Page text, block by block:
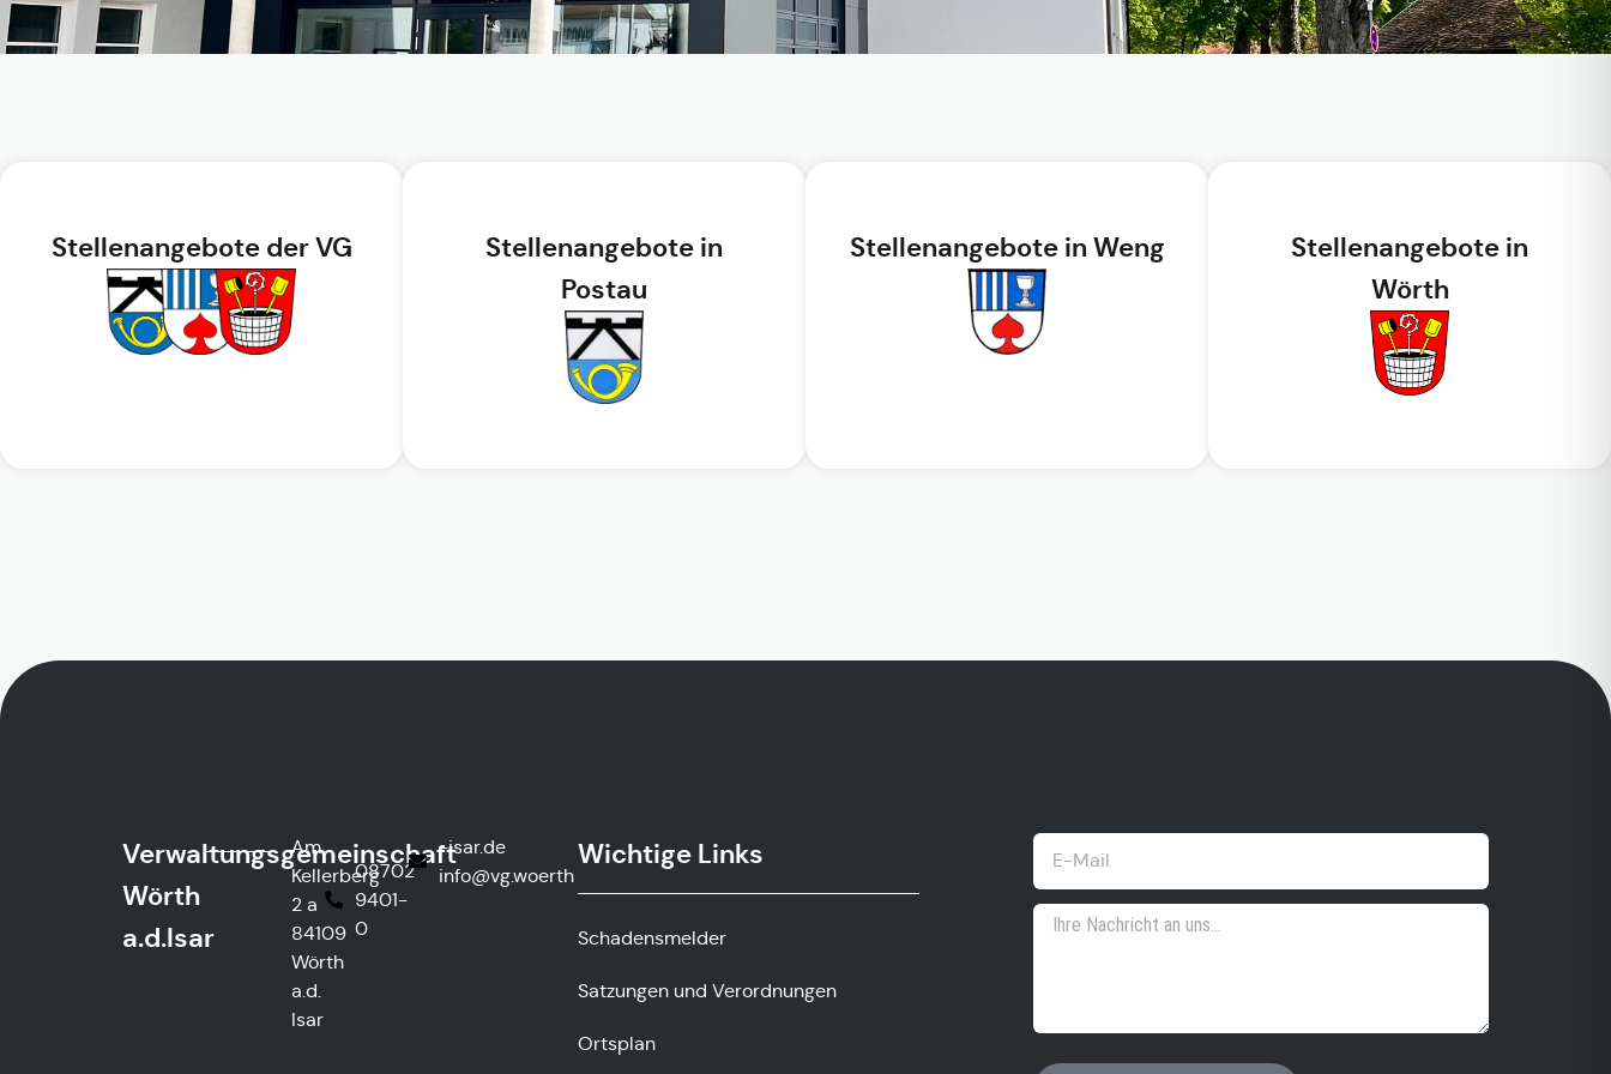
Stellenangebote der VG
Stellenangebote in
Postau
Stellenangebote in Weng
Stellenangebote in
Wörth
Verwaltungsgemeinschaft
Wörth
a.d.Isar
Am
Kellerberg
2 a
84109
Wörth
a.d.
Isar
08702
9401-
0
ed.rasi-
htreow.gv
@ofni
Wichtige Links
Schadensmelder
Satzungen und Verordnungen
Ortsplan